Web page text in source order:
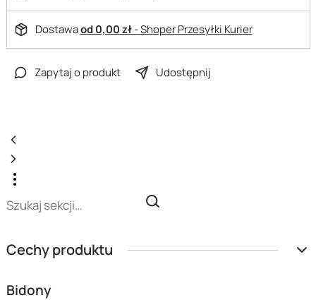
Dostawaod 0,00 zł- Shoper Przesyłki Kurier
Zapytaj o produkt Udostępnij
Cechy produktu
Bidony